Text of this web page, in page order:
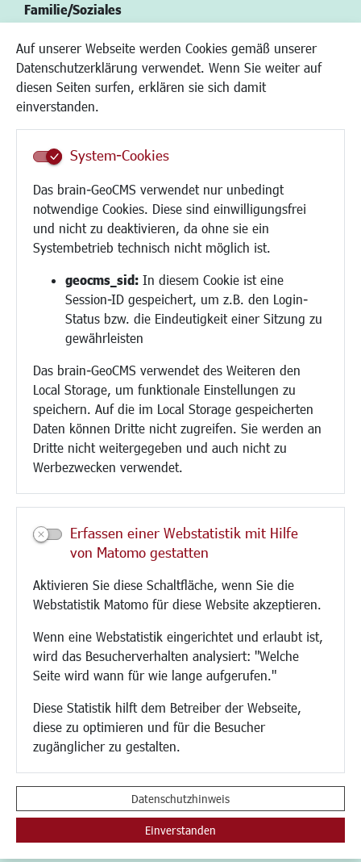
Auf unserer Webseite werden Cookies gemäß unserer
Datenschutzerklärung verwendet. Wenn Sie weiter auf
diesen Seiten surfen, erklären sie sich damit
einverstanden.
System-Cookies
Das brain-GeoCMS verwendet nur unbedingt
notwendige Cookies. Diese sind einwilligungsfrei
und nicht zu deaktivieren, da ohne sie ein
Systembetrieb technisch nicht möglich ist.
geocms_sid: In diesem Cookie ist eine
Session-ID gespeichert, um z.B. den Login-
Status bzw. die Eindeutigkeit einer Sitzung zu
gewährleisten
Das brain-GeoCMS verwendet des Weiteren den
Local Storage, um funktionale Einstellungen zu
speichern. Auf die im Local Storage gespeicherten
Daten können Dritte nicht zugreifen. Sie werden an
Dritte nicht weitergegeben und auch nicht zu
Werbezwecken verwendet.
Erfassen einer Webstatistik mit Hilfe
von Matomo gestatten
Aktivieren Sie diese Schaltfläche, wenn Sie die
Webstatistik Matomo für diese Website akzeptieren.
Wenn eine Webstatistik eingerichtet und erlaubt ist,
wird das Besucherverhalten analysiert: "Welche
Seite wird wann für wie lange aufgerufen."
Diese Statistik hilft dem Betreiber der Webseite,
diese zu optimieren und für die Besucher
zugänglicher zu gestalten.
Datenschutzhinweis
Einverstanden
Familie/Soziales
Kinderbetreuung
Kinder und Jugend
Institutionen für Familien
Frauen
Schule
Demokratie leben
Ukrainehilfe
Hilfe für Geflüchtete
Religion
Bauen/Umwelt/Mobilität
Bebauungsplanung
Verkehr/Mobilität
Glasfaserausbau
Aktuelle Baustellen
Paddelteich
CINDY S
Kultur/Freizeit/Tourismus
Veranstaltungen
Neue Stadthalle Langen
Bäder
Musikschule
Stadtbücherei
Stadtarchiv
Museen
Hotels/Unterkünfte
Gastronomie
Kunstszene
Vereine und Institutionen